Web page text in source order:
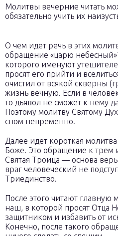
Молитвы вечерние читать
обязательно учить их
О чем идет речь в этих
обращение «царю
которого именуют
просят его прийти и
очистил от всякой скверны
жизнь вечную. Если в
то дьявол не сможет к нему
Поэтому молитву Святому
сном непременно.
Далее идет короткая
Боже. Это обращение к трем
Святая Троица — основа
враг человеческий не
Триединство.
После этого читают главную
наш, в которой просят Отца
защитником и избавить от
Конечно, после такого